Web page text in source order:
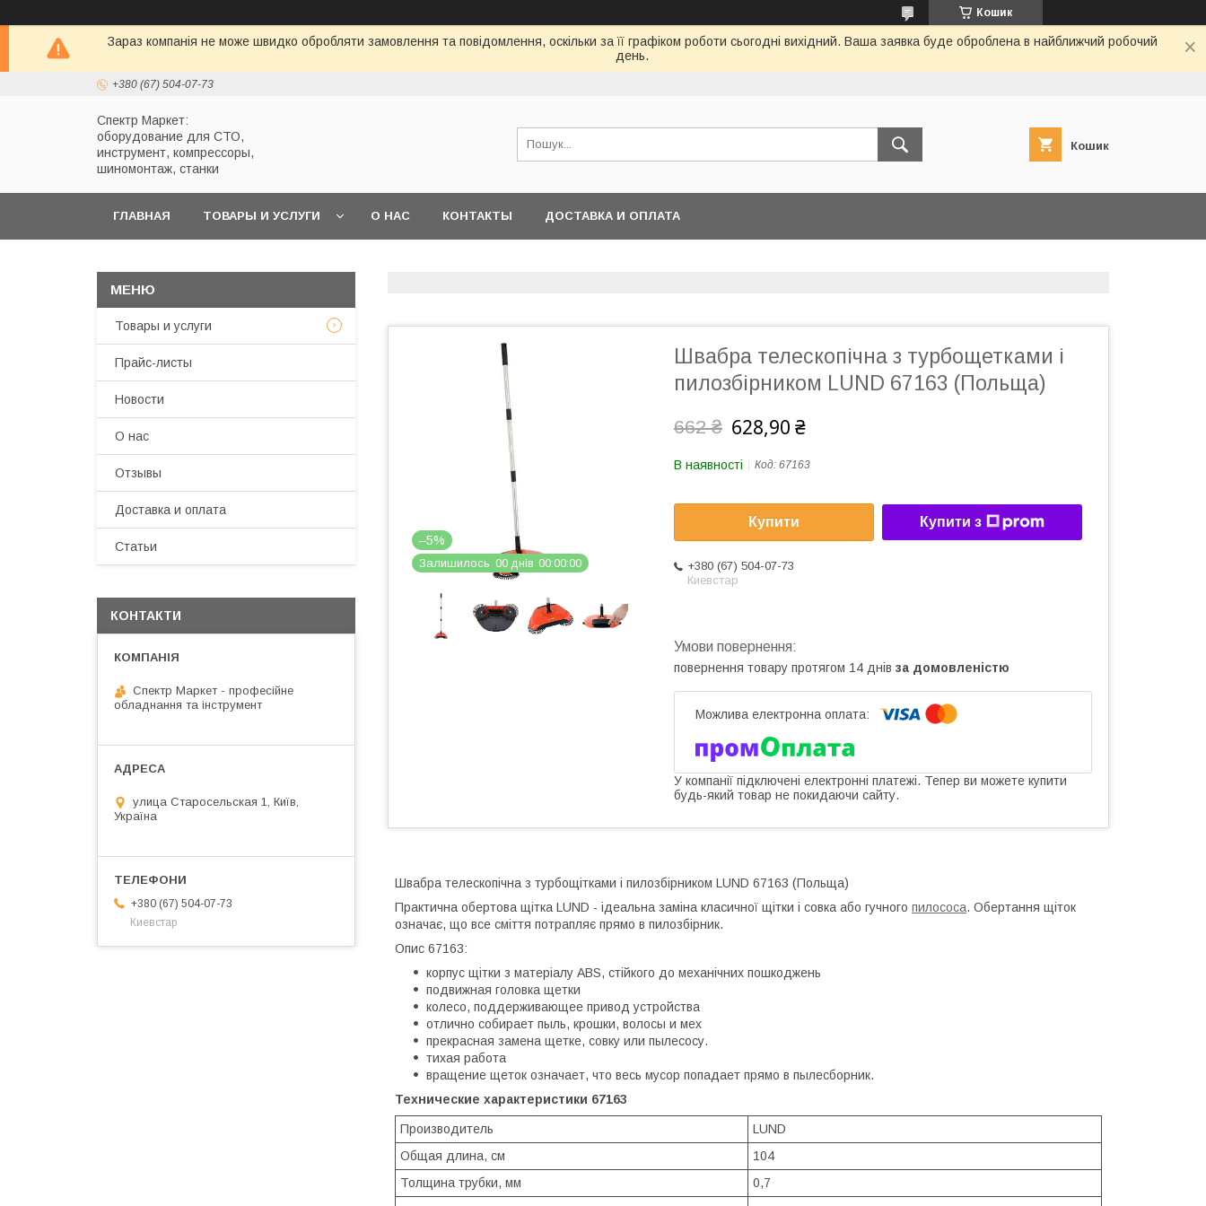
Кошик
Зараз компанія не може швидко обробляти замовлення та повідомлення, оскільки за її графіком роботи сьогодні вихідний. Ваша заявка буде оброблена в найближчий робочий
день.
+380 (67) 504-07-73
Спектр Маркет:
оборудование для СТО,
инструмент, компрессоры,
шиномонтаж, станки
Кошик
ГЛАВНАЯ ТОВАРЫ И УСЛУГИ О НАС КОНТАКТЫ ДОСТАВКА И ОПЛАТА
–5%
Залишилось 00 днів 00 00 00
Швабра телескопічна з турбощетками і
пилозбірником LUND 67163 (Польща)
662 ₴ 628,90 ₴
В наявності Код: 67163
Купити Купити з
+380 (67) 504-07-73
Киевстар
повернення товару протягом 14 днів за домовленістю
У компанії підключені електронні платежі. Тепер ви можете купити
будь-який товар не покидаючи сайту.
Швабра телескопічна з турбощітками і пилозбірником LUND 67163 (Польща)
Практична обертова щітка LUND - ідеальна заміна класичної щітки і совка або гучного пилососа. Обертання щіток
означає, що все сміття потрапляє прямо в пилозбірник.
Опис 67163:
корпус щітки з матеріалу ABS, стійкого до механічних пошкоджень
подвижная головка щетки
колесо, поддерживающее привод устройства
отлично собирает пыль, крошки, волосы и мех
прекрасная замена щетке, совку или пылесосу.
тихая работа
вращение щеток означает, что весь мусор попадает прямо в пылесборник.
Технические характеристики 67163
Производитель
LUND
Общая длина, см
104
Толщина трубки, мм
0,7
Товары и услуги
Прайс-листы
Новости
О нас
Отзывы
Доставка и оплата
Статьи
КОНТАКТИ
Спектр Маркет - професійне
обладнання та інструмент
улица Старосельская 1, Київ,
Україна
+380 (67) 504-07-73
Киевстар